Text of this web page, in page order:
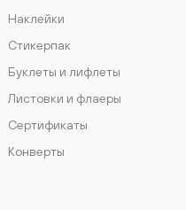
Наклейки
Стикерпак
Буклеты и лифлеты
Листовки и флаеры
Сертификаты
Конверты